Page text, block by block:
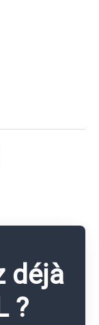
déjà
?